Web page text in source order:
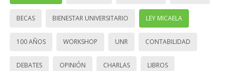
BECAS BIENESTAR UNIVERSITARIO LEY MICAELA
100 AÑOS WORKSHOP UNR CONTABILIDAD
DEBATES OPINIÓN CHARLAS LIBROS